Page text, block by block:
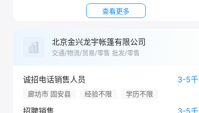
查看更多
北京金兴龙宇帐篷有限公司
交通/物流/贸易/零售 批发/零售
诚招电话销售人员 3-5千
廊坊市 固安县 经验不限 学历不限
招聘销售 3-5千